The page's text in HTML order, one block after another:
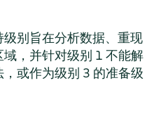
别旨在分析数据、重现
，并针对级别 1 不能解
或作为级别 3 的准备级